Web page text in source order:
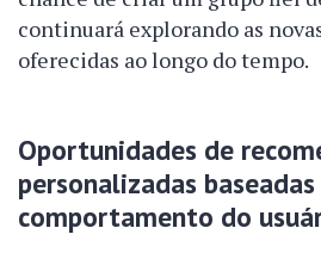
continuará explorando as
oferecidas ao longo do tempo.
Oportunidades de
personalizadas
comportamento do